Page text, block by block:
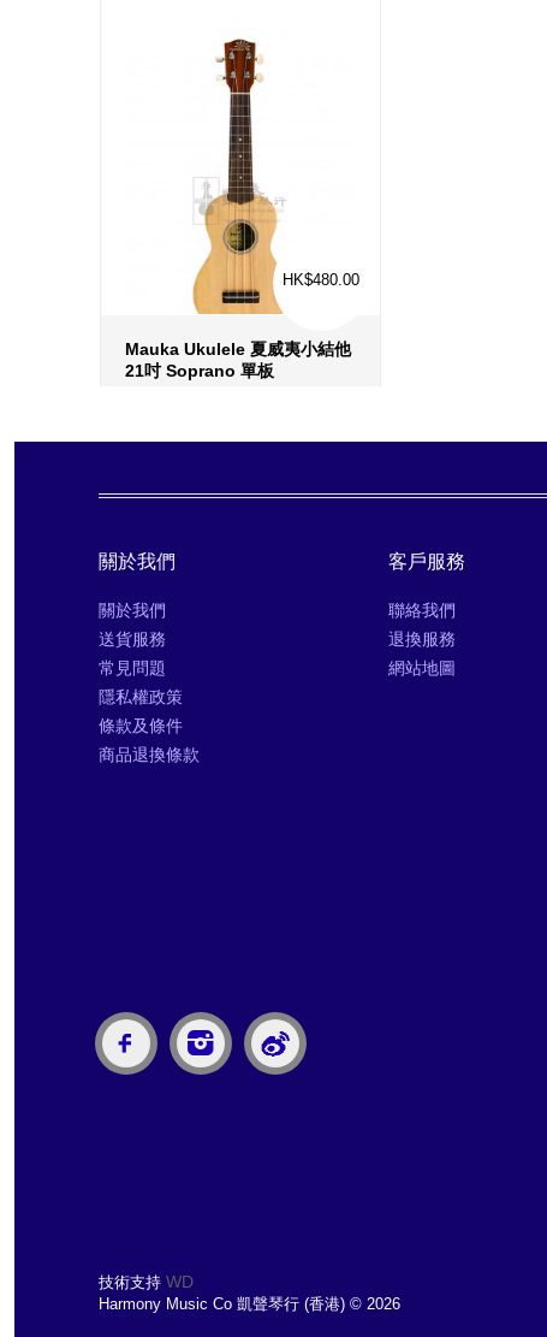
Mauka Ukulele 夏威夷小結他
21吋 Soprano 單板
收藏 ›
HK$480.00
關於我們
關於我們
送貨服務
常見問題
隱私權政策
條款及條件
商品退換條款
客戶服務
聯絡我們
退換服務
網站地圖
技術支持 WD
Harmony Music Co 凱聲琴行 (香港) © 2026